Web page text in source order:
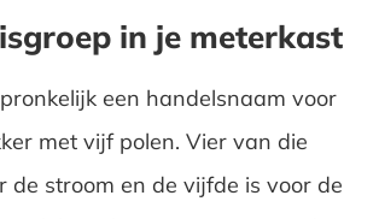
in je meterkast
een handelsnaam voor
met vijf polen. Vier van die
de stroom en de vijfde is voor de